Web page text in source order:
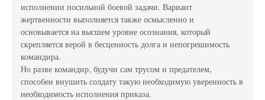
исполнении посильной боевой задачи. Вариант
жертвенности выполняется также осмысленно и
основывается на высшем уровне осознания, который
скрепляется верой в бесценность долга и непогрешимость
командира.
Но разве командир, будучи сам трусом и предателем,
способен внушить солдату такую необходимую уверенность в
необходимость исполнения приказа.